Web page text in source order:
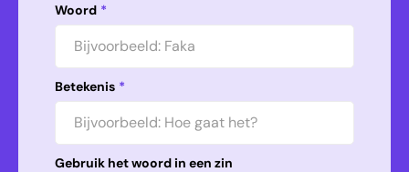
Woord *
Betekenis *
Gebruik het woord in een zin